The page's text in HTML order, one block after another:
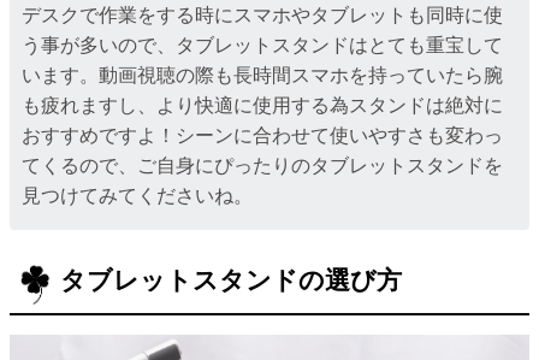
デスクで作業をする時にスマホやタブレットも同時に使
う事が多いので、タブレットスタンドはとても重宝して
います。動画視聴の際も長時間スマホを持っていたら腕
も疲れますし、より快適に使用する為スタンドは絶対に
おすすめですよ！シーンに合わせて使いやすさも変わっ
てくるので、ご自身にぴったりのタブレットスタンドを
見つけてみてくださいね。
タブレットスタンドの選び方